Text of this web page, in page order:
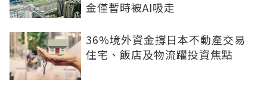
金僅暫時被AI吸走
36%境外資金撐日本不動產交易
住宅、飯店及物流躍投資焦點